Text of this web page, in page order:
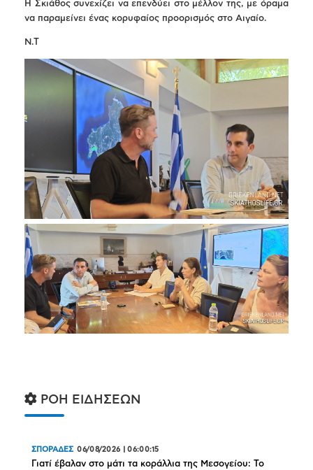
Η Σκιάθος συνεχίζει να επενδύει στο μέλλον της, με όραμα
να παραμείνει ένας κορυφαίος προορισμός στο Αιγαίο.
Ν.Τ
ΡΟΗ ΕΙΔΗΣΕΩΝ
ΣΠΟΡΑΔΕΣ 06/08/2026 06:00:15
Γιατί έβαλαν στο μάτι τα κοράλλια της Μεσογείου: Το